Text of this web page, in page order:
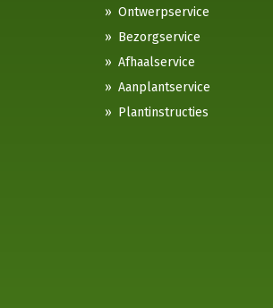
Ontwerpservice
Bezorgservice
Afhaalservice
Aanplantservice
Plantinstructies